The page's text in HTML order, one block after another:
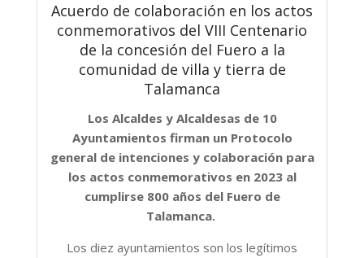
Acuerdo de colaboración en los actos
conmemorativos del VIII Centenario
de la concesión del Fuero a la
comunidad de villa y tierra de
Talamanca
Los Alcaldes y Alcaldesas de 10
Ayuntamientos firman un Protocolo
general de intenciones y colaboración para
los actos conmemorativos en 2023 al
cumplirse 800 años del Fuero de
Talamanca.
Los diez ayuntamientos son los legítimos